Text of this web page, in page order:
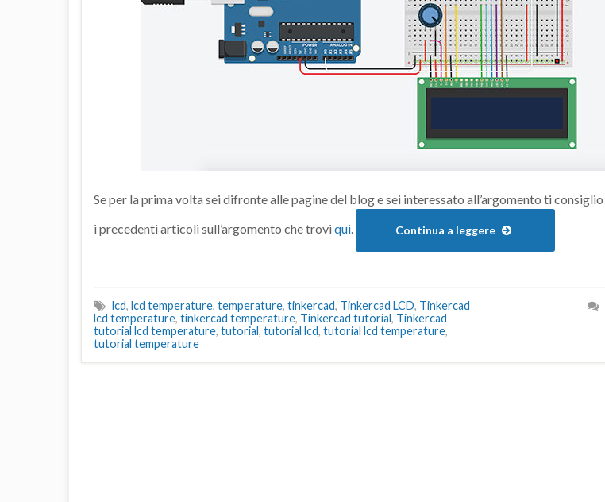
Se per la prima volta sei difronte alle pagine del blog e sei interessato all’argomento ti
i precedenti articoli sull’argomento che trovi qui. Continua a leggere
lcd, lcd temperature, temperature, tinkercad, Tinkercad LCD, Tinkercad
lcd temperature, tinkercad temperature, Tinkercad tutorial, Tinkercad
tutorial lcd temperature, tutorial, tutorial lcd, tutorial lcd temperature,
tutorial temperature